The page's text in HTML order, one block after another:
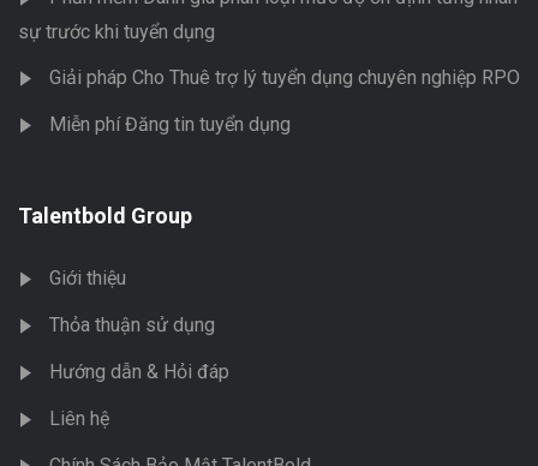
sự trước khi tuyển dụng
Giải pháp Cho Thuê trợ lý tuyển dụng chuyên nghiệp RPO
Miễn phí Đăng tin tuyển dụng
Talentbold Group
Giới thiệu
Thỏa thuận sử dụng
Hướng dẫn & Hỏi đáp
Liên hệ